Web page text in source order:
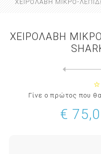
ΧΕΙΡΟΛΑΒΗ ΜΙΚΡΟ-
ΧΕΙΡΟΛΑΒΗ
Γίνε ο πρώτος που θα
€